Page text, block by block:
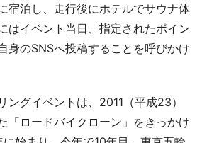
宿泊し、走行後にホテルでサウナ体
はイベント当日、指定されたポイン
身のSNSへ投稿することを呼びかけ
グイベントは、2011（平成23）
「ロードバイクローン」をきっかけ